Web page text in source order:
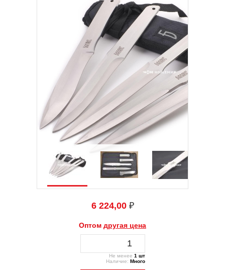
6 224,00₽
Оптом другая цена
Не менее 1 шт
Наличие: Много